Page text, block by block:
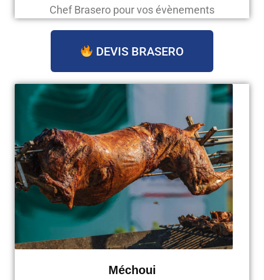
Chef Brasero pour vos évènements
DEVIS BRASERO
Méchoui